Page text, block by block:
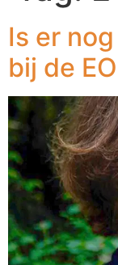
Is er
bij de